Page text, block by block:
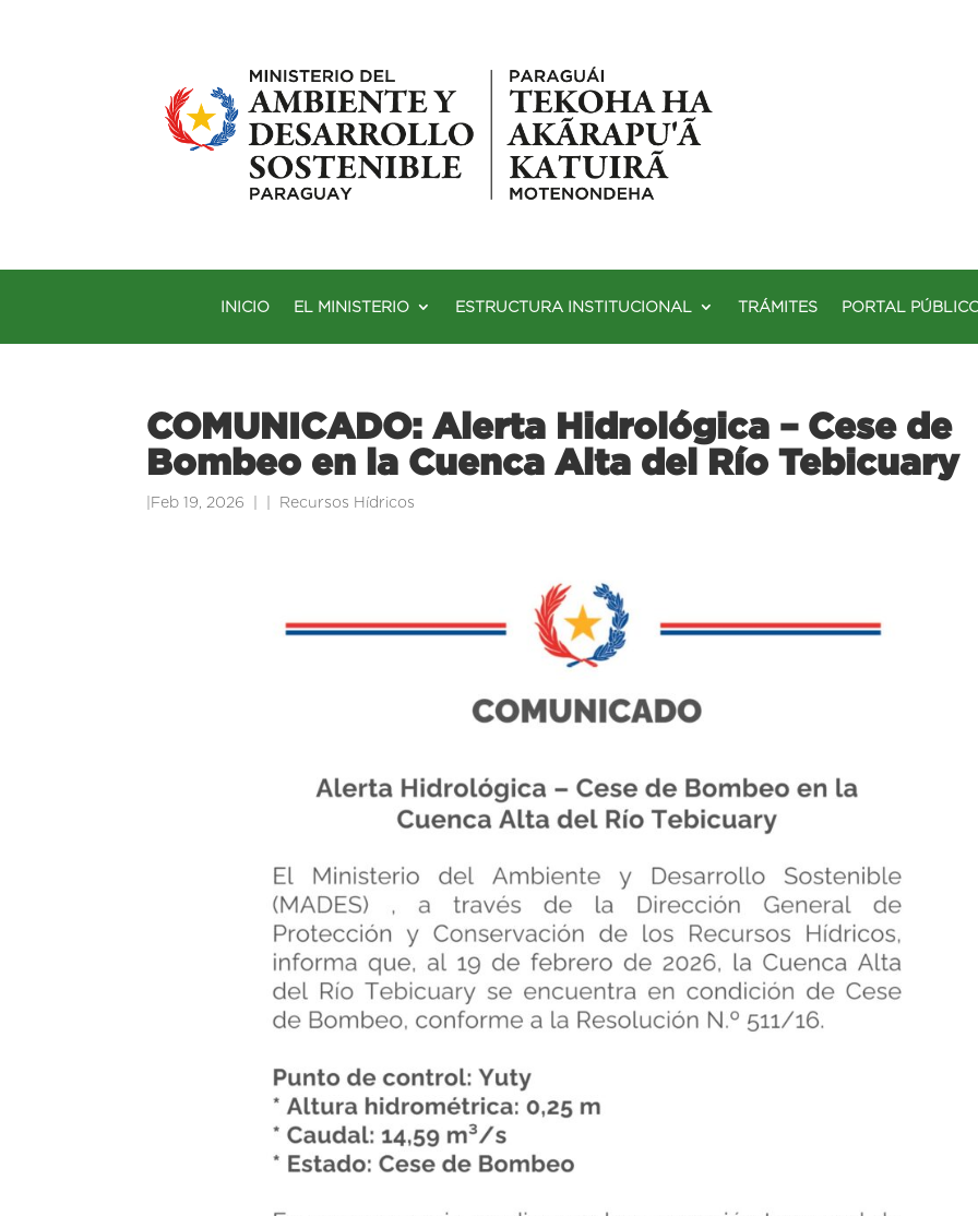
INICIO EL MINISTERIO ESTRUCTURA INSTITUCIONAL TRÁMITES PORTAL
COMUNICADO: Alerta Hidrológica – Cese de
Bombeo en la Cuenca Alta del Río Tebicuary
Feb 19, 2026 Recursos Hídricos